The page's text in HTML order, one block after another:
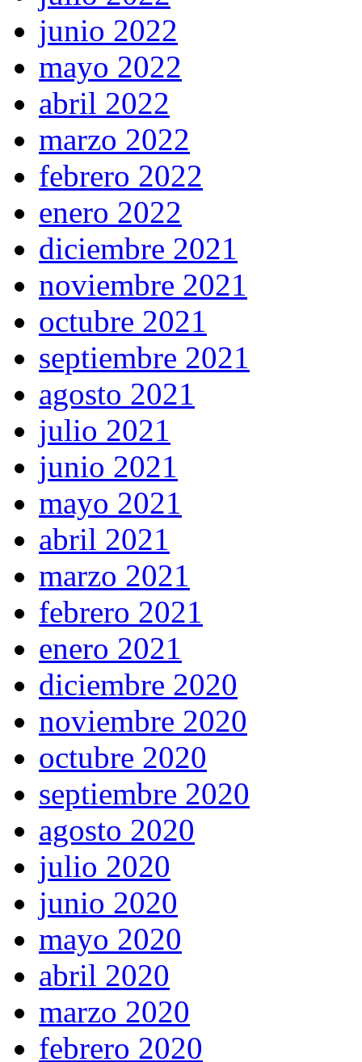
junio 2022
mayo 2022
abril 2022
marzo 2022
febrero 2022
enero 2022
diciembre 2021
noviembre 2021
octubre 2021
septiembre 2021
agosto 2021
julio 2021
junio 2021
mayo 2021
abril 2021
marzo 2021
febrero 2021
enero 2021
diciembre 2020
noviembre 2020
octubre 2020
septiembre 2020
agosto 2020
julio 2020
junio 2020
mayo 2020
abril 2020
marzo 2020
febrero 2020